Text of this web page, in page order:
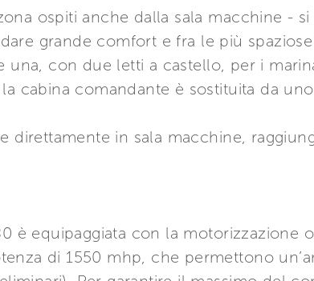
ospiti anche dalla sala macchine -
grande comfort e fra le più
una, con due letti a castello, per i
cabina comandante è sostituita da
direttamente in sala macchine,
è equipaggiata con la motorizzazione
di 1550 mhp, che permettono